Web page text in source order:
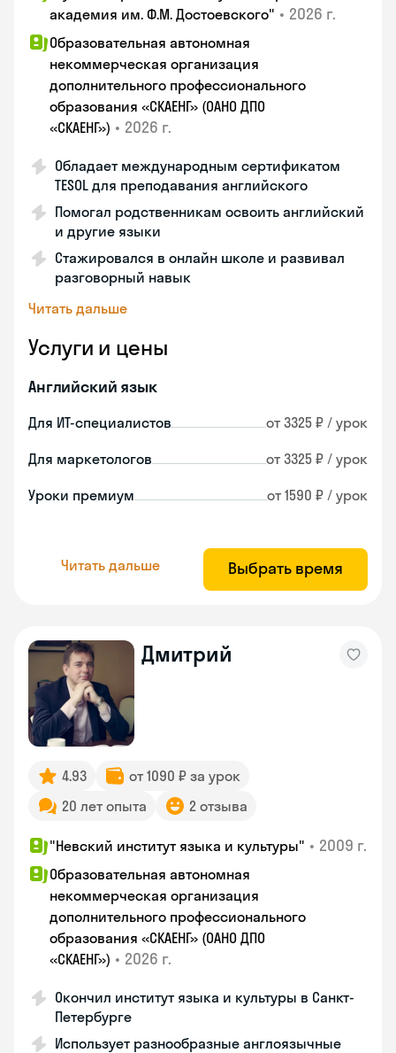
академия им. Ф.М. Достоевского" • 2026 г.
Образовательная автономная
некоммерческая организация
дополнительного профессионального
образования «СКАЕНГ» (ОАНО ДПО
«СКАЕНГ») • 2026 г.
Обладает международным сертификатом
TESOL для преподавания английского
Помогал родственникам освоить английский
и другие языки
Стажировался в онлайн школе и развивал
разговорный навык
Читать дальше
Услуги и цены
Английский язык
Для ИТ-специалистов от 3325 ₽ / урок
Для маркетологов от 3325 ₽ / урок
Уроки премиум от 1590 ₽ / урок
Читать дальше Выбрать время
Дмитрий
4.93
от 1090 ₽ за урок
20 лет опыта
2 отзыва
"Невский институт языка и культуры" • 2009 г.
Образовательная автономная
некоммерческая организация
дополнительного профессионального
образования «СКАЕНГ» (ОАНО ДПО
«СКАЕНГ») • 2026 г.
Окончил институт языка и культуры в Санкт-
Петербурге
Использует разнообразные англоязычные